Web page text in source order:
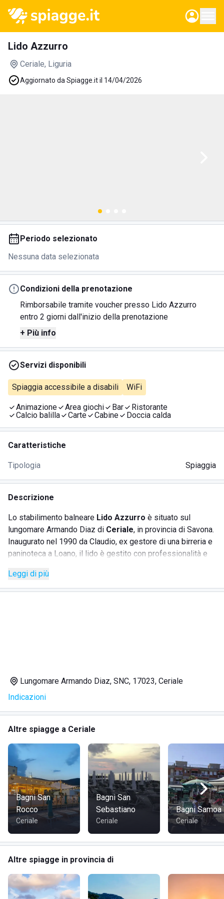
Lido Azzurro
Ceriale, Liguria
Aggiornato da Spiagge.it il 14/04/2026
Periodo selezionato
Nessuna data selezionata
Condizioni della prenotazione
Rimborsabile tramite voucher presso Lido Azzurro
entro 2 giorni dall'inizio della prenotazione
+ Più info
Servizi disponibili
Spiaggia accessibile a disabili WiFi
Animazione Area giochi Bar
Ristorante
Calcio balilla
Carte Cabine Doccia calda
Caratteristiche
Tipologia Spiaggia
Descrizione
Lo stabilimento balneare Lido Azzurro è situato sul
lungomare Armando Diaz di Ceriale, in provincia di Savona.
Inaugurato nel 1990 da Claudio, ex gestore di una birreria e
paninoteca a Loano, il lido è gestito con professionalità e
familiare, si affaccia su un tratto di
per la sua pulizia e bellezza. Gli amanti delle attività
preoccupazioni.
Noleggio ombrelloni
Sdraio
Lettini
Sedie da regista
Cabine spogliatoio
Animazione
Carte
Bar
Ristorante
DOVE SI TROVA IL LIDO AZZURRO
Leggi di più
Lungomare Armando Diaz, SNC, 17023, Ceriale
Indicazioni
Altre spiagge a Ceriale
Bagni San
Rocco
Ceriale
Bagni San
Sebastiano
Ceriale
Bagni Samoa
Ceriale
Altre spiagge in provincia di